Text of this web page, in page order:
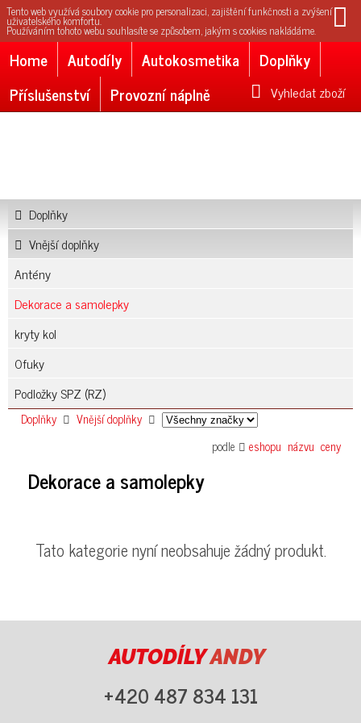
Tento web využívá soubory cookie pro personalizaci, zajištění funkčnosti a zvýšení
uživatelského komfortu.
Používáním tohoto webu souhlasíte se způsobem, jakým s cookies nakládáme.
Home Autodíly Autokosmetika
Doplňky
Příslušenství
Provozní náplně Vyhledat zboží
Doplňky
Vnější doplňky
Antény
Dekorace a samolepky
kryty kol
Ofuky
Podložky SPZ (RZ)
Doplňky Vnější doplňky
Dekorace a samolepky
podle eshopu názvu ceny
Tato kategorie nyní neobsahuje žádný produkt.
AUTODÍLYANDY
+420 487 834 131